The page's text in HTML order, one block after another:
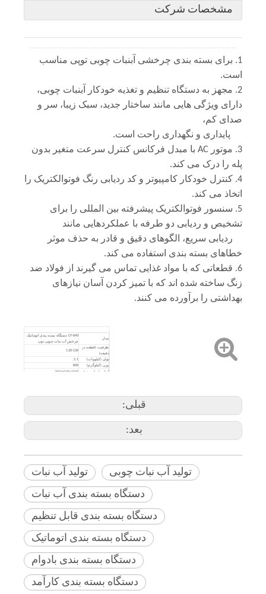
مشخصات شرکت
1. برای بسته بندی چرخشی آبنبات چوبی توپی مناسب
است.
2. مجهز به دستگاه تنظیم و تغذیه خودکار آبنبات چوبی،
دارای ویژگی هایی مانند ساختار جدید، سبک زیبا، سر و
صدای کم،
پایداری و نگهداری راحت است.
3. موتور AC با مبدل فرکانس کنترل سرعت متغیر بدون
پله را درک می کند.
4. کنترل خودکار کامپیوتر و کد ردیابی رنگ فوتوالکتریک را
اتخاذ می کند.
5. سنسور فوتوالکتریک پیشرفته بین المللی را برای
تشخیص و ردیابی دو طرفه با عملکردهایی مانند
ردیابی سریع، الگوهای دقیق و قادر به حذف موثر
خطاهای بسته بندی استفاده می کند.
6. قطعاتی که با مواد غذایی تماس می گیرند از فولاد ضد
زنگ ساخته شده اند که با تمیز کردن آسان نیازهای
بهداشتی را برآورده می کنند.
مدل
CY-840 دستگاه بسته بندی اتوماتیک
چرخش آب نبات چوبی توپ
ظرفیت (قطعه در
دقیقه)
120-130
توان (کیلووات)
2.1
وزن (کیلوگرم)
800
اندازه (میلی متر)
2500x900x1500
قبلی:
بعد:
تولید آب نبات
تولید آب نبات چوبی
دستگاه بسته بندی آب نبات
دستگاه بسته بندی قابل تنظیم
دستگاه بسته بندی اتوماتیک
دستگاه بسته بندی بادوام
دستگاه بسته بندی کارآمد